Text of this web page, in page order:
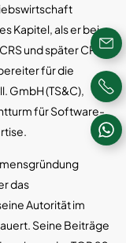
Kapitel, als er bei
und später CRM
für die
GmbH (TS&C),
für Software-
das
Autorität im
Seine Beiträge